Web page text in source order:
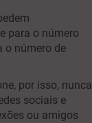
para o número
o número de
por isso, nunca
sociais e
ou amigos